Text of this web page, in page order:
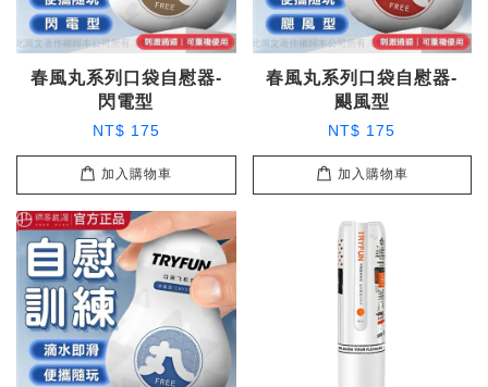
春風丸系列口袋自慰器-
閃電型
NT$ 175
加入購物車
春風丸系列口袋自慰器-
颶風型
NT$ 175
加入購物車